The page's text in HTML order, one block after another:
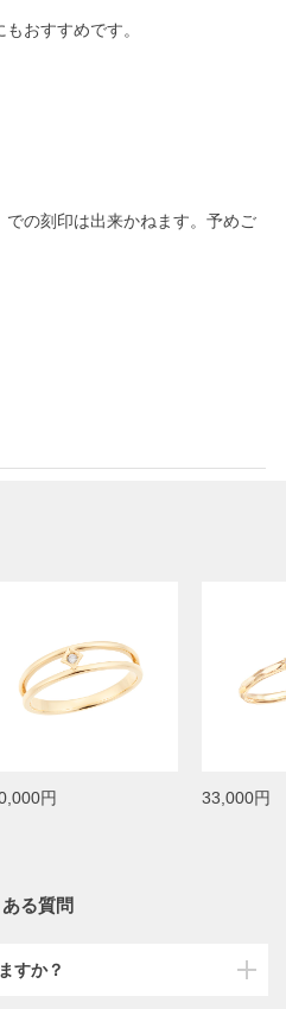
おすすめです。
の刻印は出来かねます。予めご
円 33,000円
る質問
すか？